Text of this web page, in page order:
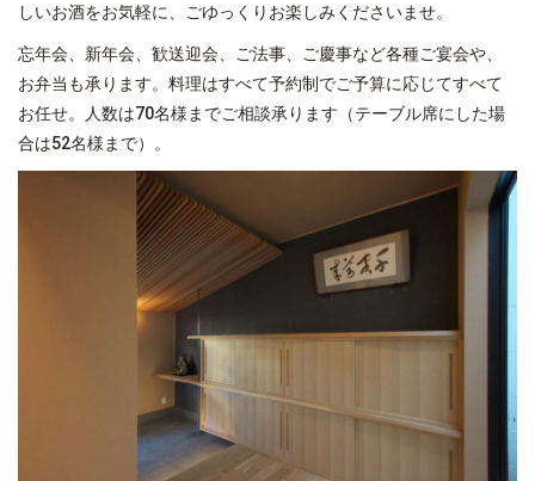
しいお酒をお気軽に、ごゆっくりお楽しみくださいませ。
忘年会、新年会、歓送迎会、ご法事、ご慶事など各種ご宴会や、
お弁当も承ります。料理はすべて予約制でご予算に応じてすべて
お任せ。人数は70名様までご相談承ります（テーブル席にした場
合は52名様まで）。